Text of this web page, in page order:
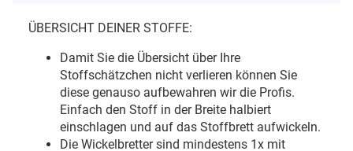
ÜBERSICHT DEINER STOFFE:
Damit Sie die Übersicht über Ihre
Stoffschätzchen nicht verlieren können Sie
diese genauso aufbewahren wir die Profis.
Einfach den Stoff in der Breite halbiert
einschlagen und auf das Stoffbrett aufwickeln.
Die Wickelbretter sind mindestens 1x mit